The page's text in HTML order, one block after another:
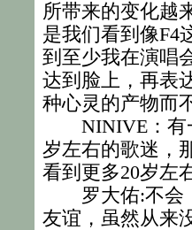
所带来的变化越
是我们看到像F4
到至少我在演唱
达到脸上，再表
种心灵的产物而
NINIVE：有一
岁左右的歌迷，
看到更多20岁左
罗大佑:不会，
友谊，虽然从来